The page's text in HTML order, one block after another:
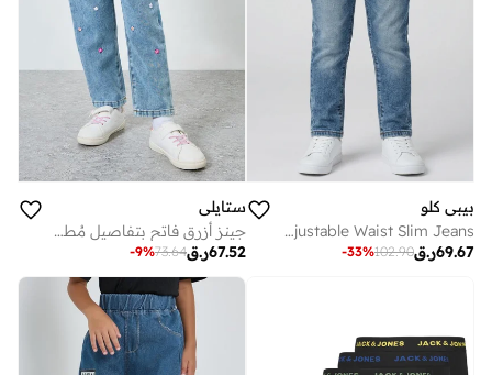
بيبي كلو
Boys Classic Blue Adjustable Waist Slim Jeans
ر.ق69.67
102.90
-33%
ستايلي
جينز أزرق فاتح بتفاصيل مُطرّزة
ر.ق67.52
73.64
-9%